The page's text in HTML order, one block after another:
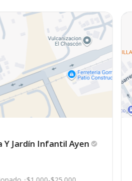
Y Jardín InfantilAyen